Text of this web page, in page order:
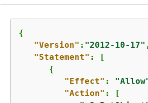
{
"Version" : "2012-10-17" ,
"Statement" : [
{
"Effect" :
"Action" : [